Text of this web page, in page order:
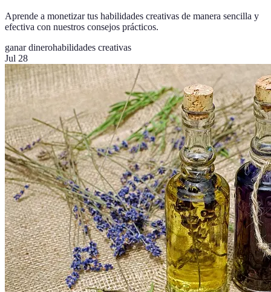
Aprende a monetizar tus habilidades creativas de manera sencilla y
efectiva con nuestros consejos prácticos.
ganar dinerohabilidades creativas
Jul 28